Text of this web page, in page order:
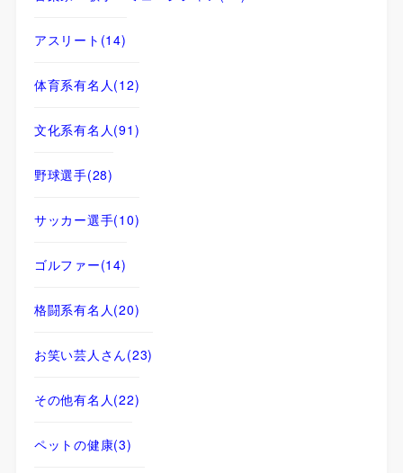
アスリート (14)
体育系有名人 (12)
文化系有名人 (91)
野球選手(28)
サッカー選手(10)
ゴルファー(14)
格闘系有名人 (20)
お笑い芸人さん(23)
その他有名人 (22)
ペットの健康(3)